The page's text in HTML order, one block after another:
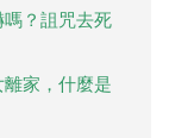
嗎？詛咒去死
離家，什麼是